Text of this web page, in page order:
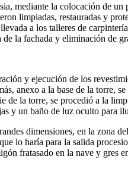
mediante la colocación de
limpiadas, restauradas y
a los talleres de
la fachada y eliminación de
y ejecución de los
anexo a la base de la torre,
de la torre, se procedió a la
y un baño de luz oculto para
dimensiones, en la zona
lo haría para la salida
fratasado en la nave y